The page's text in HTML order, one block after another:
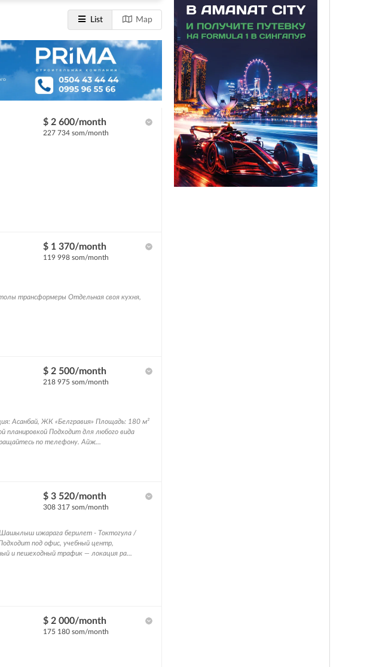
List Map
$ 2 600/month
227 734 som/month
$ 1 370/month
119 998 som/month
трансформеры Отдельная своя кухня,
$ 2 500/month
218 975 som/month
Асанбай, ЖК «Белгравия» Площадь: 180 м²
планировкой Подходит для любого вида
по телефону. Айж...
$ 3 520/month
308 317 som/month
Шашылыш ижарага берилет - Токтогула /
под офис, учебный центр,
и пешеходный трафик — локация ра...
$ 2 000/month
175 180 som/month